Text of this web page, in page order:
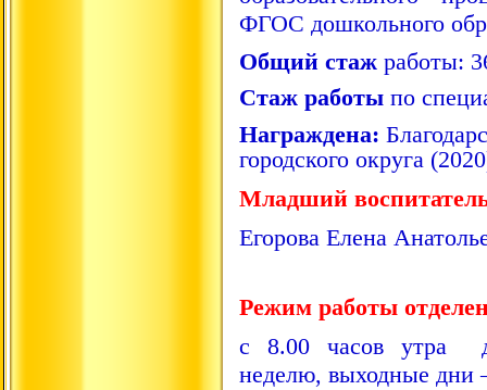
ФГОС дошкольного
Общий стаж работы:
Стаж работы по
Награждена:
городского округа
Младший
Егорова Елена
Режим работы
с 8.00 часов утра
неделю, выходные дни